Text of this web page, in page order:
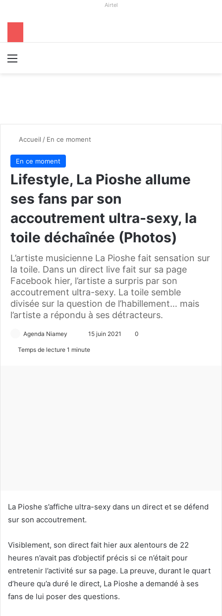
Airtel
Accueil / En ce moment
En ce moment
Lifestyle, La Pioshe allume
ses fans par son
accoutrement ultra-sexy, la
toile déchaînée (Photos)
L’artiste musicienne La Pioshe fait sensation sur
la toile. Dans un direct live fait sur sa page
Facebook hier, l’artiste a surpris par son
accoutrement ultra-sexy. La toile semble
divisée sur la question de l’habillement… mais
l’artiste a répondu à ses détracteurs.
Agenda Niamey
n
l
15 juin 2021 0
Temps de lecture 1 minute
La Pioshe s’affiche ultra-sexy dans un direct et se défend
sur son accoutrement.
Visiblement, son direct fait hier aux alentours de 22
heures n’avait pas d’objectif précis si ce n’était pour
entretenir l’activité sur sa page. La preuve, durant le quart
d’heure qu’a duré le direct, La Pioshe a demandé à ses
fans de lui poser des questions.